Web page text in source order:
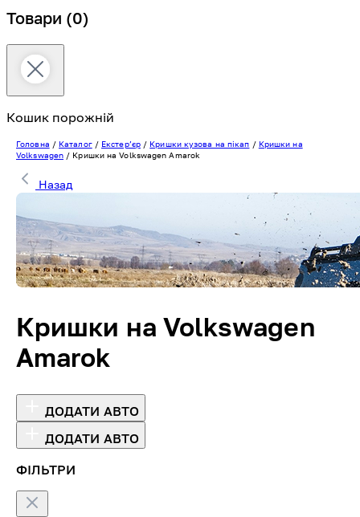
Товари (0)
Кошик порожній
Головна / Каталог/ Екстерʼєр/ Кришки кузова на пікап / Кришки на
Volkswagen / Кришки на Volkswagen Amarok
Назад
Кришки на Volkswagen
Amarok
ДОДАТИ АВТО
ДОДАТИ АВТО
ФІЛЬТРИ